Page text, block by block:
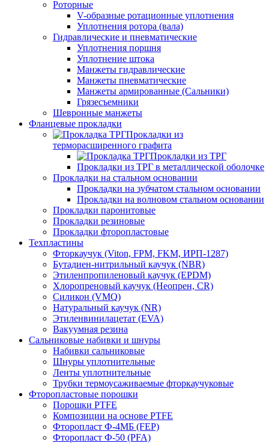
Роторные
V-образные ротационные уплотнения
Уплотнения ротора (вала)
Гидравлические и пневматические
Уплотнения поршня
Уплотнение штока
Манжеты гидравлические
Манжеты пневматические
Манжеты армированные (Сальники)
Грязесъемники
Шевронные манжеты
Фланцевые прокладки
Прокладки из
терморасширенного графита
Прокладки из ТРГ
Прокладки из ТРГ в металлической оболочке
Прокладки на стальном основании
Прокладки на зубчатом стальном основании
Прокладки на волновом стальном основании
Прокладки паронитовые
Прокладки резиновые
Прокладки фторопластовые
Техпластины
Фторкаучук (Viton, FPM, FKM, ИРП-1287)
Бутадиен-нитрильный каучук (NBR)
Этиленпропиленовый каучук (EPDM)
Хлоропреновый каучук (Неопрен, CR)
Cиликон (VMQ)
Натуральный каучук (NR)
Этиленвинилацетат (EVA)
Вакуумная резина
Сальниковые набивки и шнуры
Набивки сальниковые
Шнуры уплотнительные
Ленты уплотнительные
Трубки термоусаживаемые фторкаучуковые
Фторопластовые порошки
Порошки PTFE
Композиции на основе PTFE
Фторопласт Ф-4МБ (FEP)
Фторопласт Ф-50 (PFA)